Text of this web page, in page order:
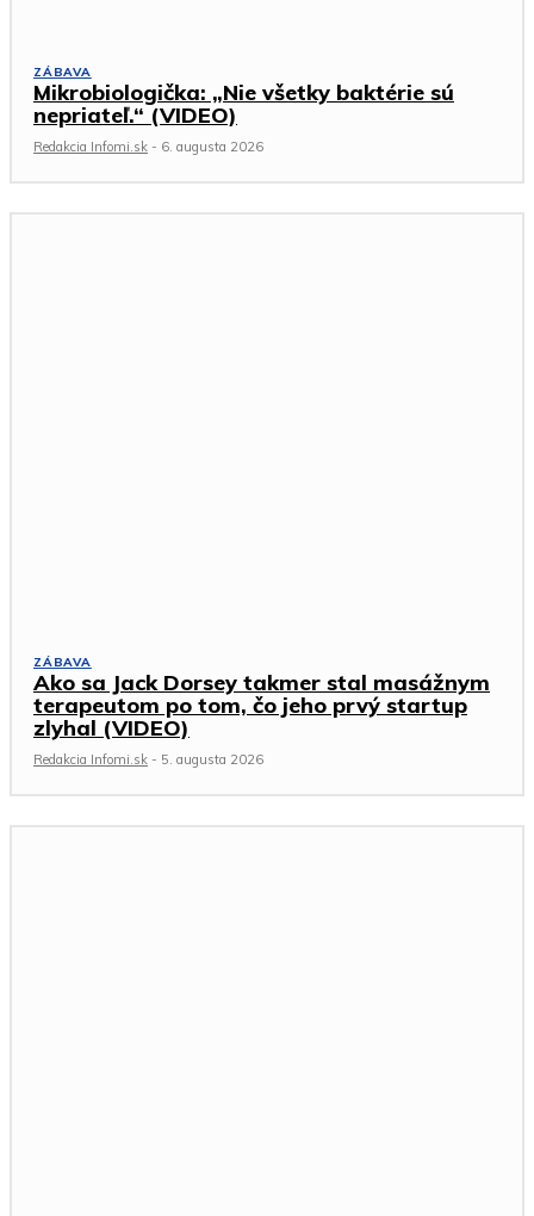
ZÁBAVA
Mikrobiologička: „Nie všetky baktérie sú
nepriateľ.“ (VIDEO)
Redakcia Infomi.sk - 6. augusta 2026
ZÁBAVA
Ako sa Jack Dorsey takmer stal masážnym
terapeutom po tom, čo jeho prvý startup
zlyhal (VIDEO)
Redakcia Infomi.sk - 5. augusta 2026